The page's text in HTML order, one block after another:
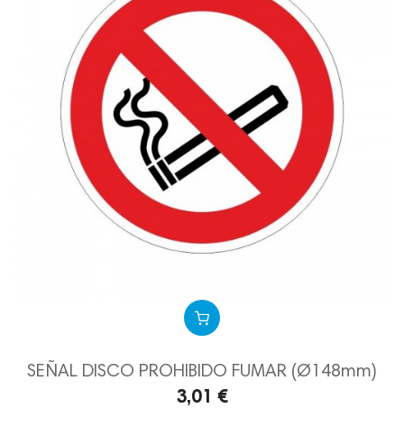
SEÑAL DISCO PROHIBIDO FUMAR (Ø148mm)
3,01 €